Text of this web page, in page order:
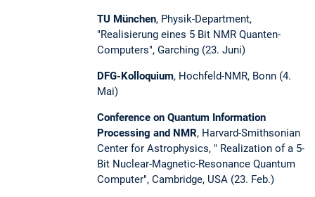
TU München, Physik-Department,
"Realisierung eines 5 Bit NMR Quanten-
Computers", Garching (23. Juni)
DFG-Kolloquium, Hochfeld-NMR, Bonn (4.
Mai)
Conference on Quantum Information
Processing and NMR, Harvard-Smithsonian
Center for Astrophysics, " Realization of a 5-
Bit Nuclear-Magnetic-Resonance Quantum
Computer", Cambridge, USA (23. Feb.)